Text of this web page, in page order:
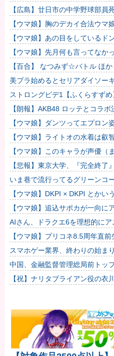
【広島】廿日市の中学野球部
人のCT画像で診察した疑い 頭
性
【ウマ娘】胸のデカイ合法ウマ
るわな
【ウマ娘】あの目をしているド
実る…♡」
【ウマ娘】先月何も言ってなか
したのが怪しいよな。
【百合】 なつみず☆バトル ほか
美プラ始めるとセリアダイソー
な…
ストロングビデ1【ふくらすずめ
【朗報】AKB48 ロッテとコラボ
【ウマ娘】ダンツってエプロン
【ウマ娘】ライトオの水着は叡
て多分これ。
【ウマ娘】このキャラが声優（
←「スズカさんみたいな演技の
【悲報】東京大学、『完全終了
いま巷で流行ってるグリーンコ
【ウマ娘】DKPI × DKPI とかい
【ウマ娘】追込サポカが一向に
「これだけ出さないってことは
AIさん、ドラクエ6を理想的に
【ウマ娘】プリコネ8.5周年直
コラボの開催について告知が！
日発...
スマホゲー業界、終わりの始ま
「数億円かけても爆ﾀﾋ」
中国、金融監督管理総局前トッ
大な規律違反で！
【祝】ナリタブライアン役の衣